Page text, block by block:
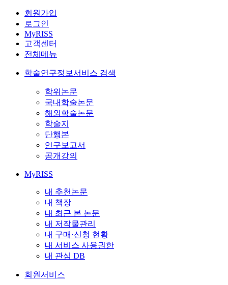
회원가입
로그인
MyRISS
고객센터
전체메뉴
학술연구정보서비스 검색
학위논문
국내학술논문
해외학술논문
학술지
단행본
연구보고서
공개강의
MyRISS
내 추천논문
내 책장
내 최근 본 논문
내 저작물관리
내 구매·신청 현황
내 서비스 사용권한
내 관심 DB
회원서비스